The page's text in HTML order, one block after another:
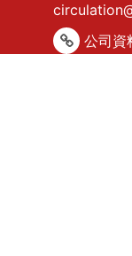
公司資